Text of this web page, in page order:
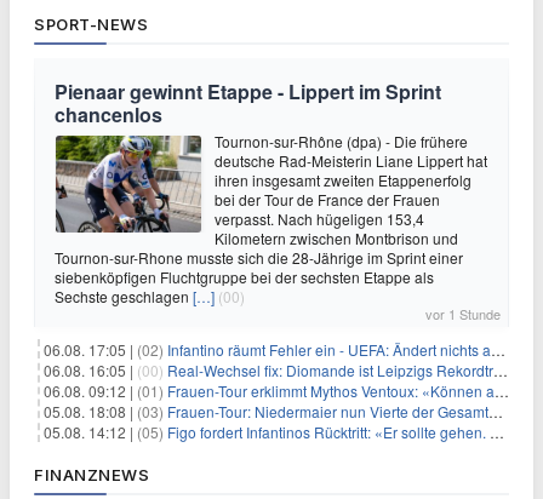
SPORT-NEWS
Pienaar gewinnt Etappe - Lippert im Sprint
chancenlos
Tournon-sur-Rhône (dpa) - Die frühere
deutsche Rad-Meisterin Liane Lippert hat
ihren insgesamt zweiten Etappenerfolg
bei der Tour de France der Frauen
verpasst. Nach hügeligen 153,4
Kilometern zwischen Montbrison und
Tournon-sur-Rhone musste sich die 28-Jährige im Sprint einer
siebenköpfigen Fluchtgruppe bei der sechsten Etappe als
Sechste geschlagen […] (00)
vor 1 Stunde
06.08. 17:05 | (02) Infantino räumt Fehler ein - UEFA: Ändert nichts an Boykott
06.08. 16:05 | (00) Real-Wechsel fix: Diomande ist Leipzigs Rekordtransfer
06.08. 09:12 | (01) Frauen-Tour erklimmt Mythos Ventoux: «Können alles schaffen»
05.08. 18:08 | (03) Frauen-Tour: Niedermaier nun Vierte der Gesamtwertung
05.08. 14:12 | (05) Figo fordert Infantinos Rücktritt: «Er sollte gehen. Jetzt»
FINANZNEWS